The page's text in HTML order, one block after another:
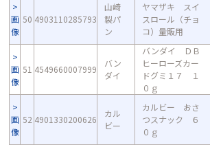
画
像
50 4903110285793
山崎
製パ
ン
ヤマザキ スイ
スロール（チョ
コ）量販用
画
像
51 4549660007999
バン
ダイ
バンダイ ＤＢ
ヒーローズカー
ドグミ１７ １
０ｇ
画
像
52 4901330200626
カル
ビー
カルビー おさ
つスナック ６
０ｇ